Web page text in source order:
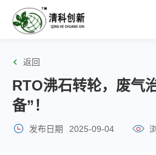
返回
RTO沸石转轮，废气
备”！
发布日期 2025-09-04